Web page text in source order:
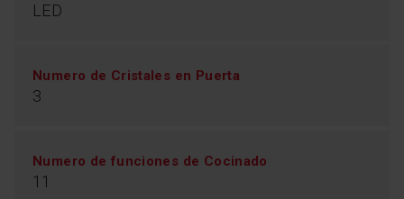
LED
Numero de Cristales en Puerta
3
Numero de funciones de Cocinado
11